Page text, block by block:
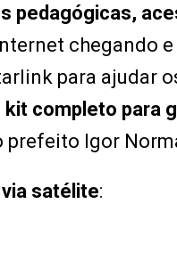
pedagógicas,
chegando
para ajudar
kit completo para
prefeito Igor
satélite: